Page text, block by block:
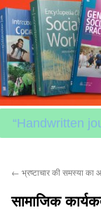
content
“Handwritten
← भ्रष्टाचार की समस्या का
सामाजिक